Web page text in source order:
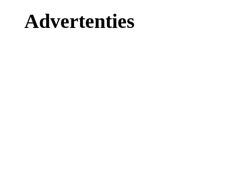
Advertenties